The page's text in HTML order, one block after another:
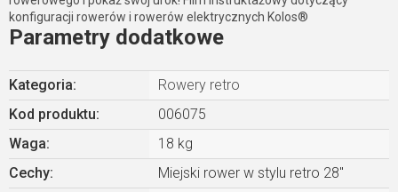
konfiguracji rowerów i rowerów elektrycznych Kolos®
Parametry dodatkowe
Kategoria:
Rowery retro
Kod produktu:
006075
Waga:
18 kg
Cechy: Miejski rower w stylu retro 28"